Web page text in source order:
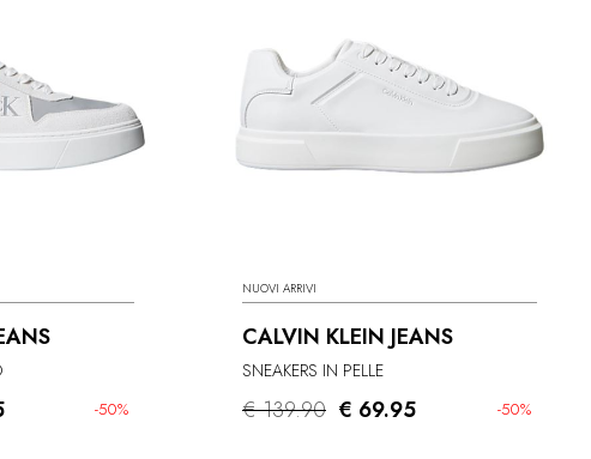
-50%
NUOVI ARRIVI
CALVIN KLEIN JEANS
SNEAKERS IN PELLE
€ 139.90 -50%
€ 69.95